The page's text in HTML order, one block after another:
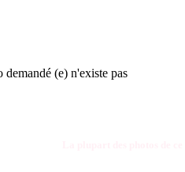
(e) n'existe pas